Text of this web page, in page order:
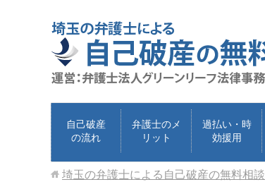
自己破産
の流れ
弁護士のメ
リット
過払い・時
効援用
埼玉の弁護士による自己破産の無料相談